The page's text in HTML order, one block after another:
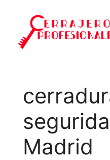
contenido
Madrid